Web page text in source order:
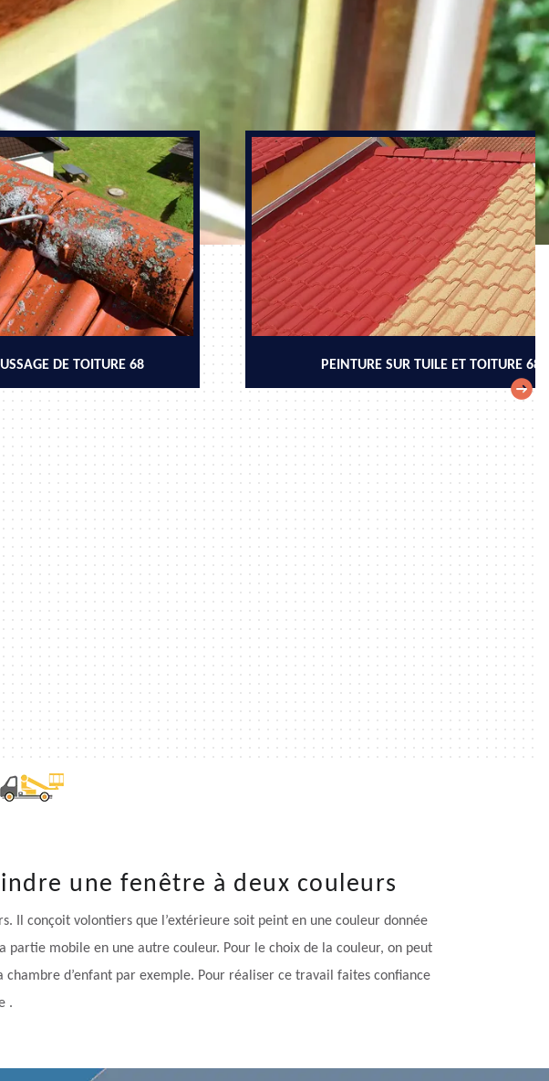
DE TOITURE 68 PEINTURE SUR TUILE ET TOITURE 68
une fenêtre à deux couleurs
Il conçoit volontiers que l’extérieure soit peint en une couleur donnée
mobile en une autre couleur. Pour le choix de la couleur, on peut
d’enfant par exemple. Pour réaliser ce travail faites confiance
.